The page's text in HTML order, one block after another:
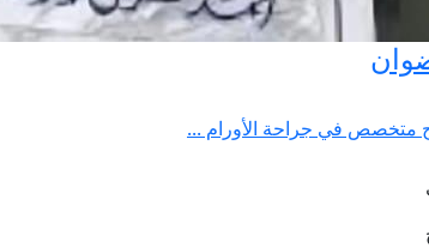
متخصص في جراحة الأورام ...